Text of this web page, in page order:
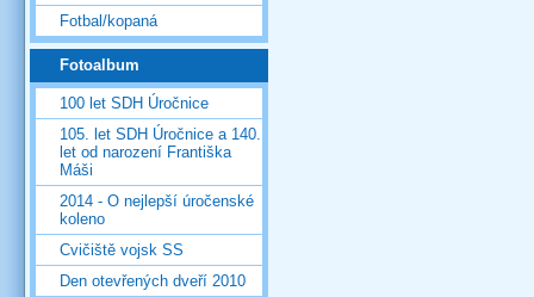
Fotbal/kopaná
Fotoalbum
100 let SDH Úročnice
105. let SDH Úročnice a 140.
let od narození Františka
Máši
2014 - O nejlepší úročenské
koleno
Cvičiště vojsk SS
Den otevřených dveří 2010